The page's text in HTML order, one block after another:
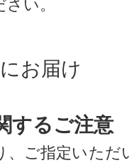
い。
お届け
するご注意
ご指定いただ